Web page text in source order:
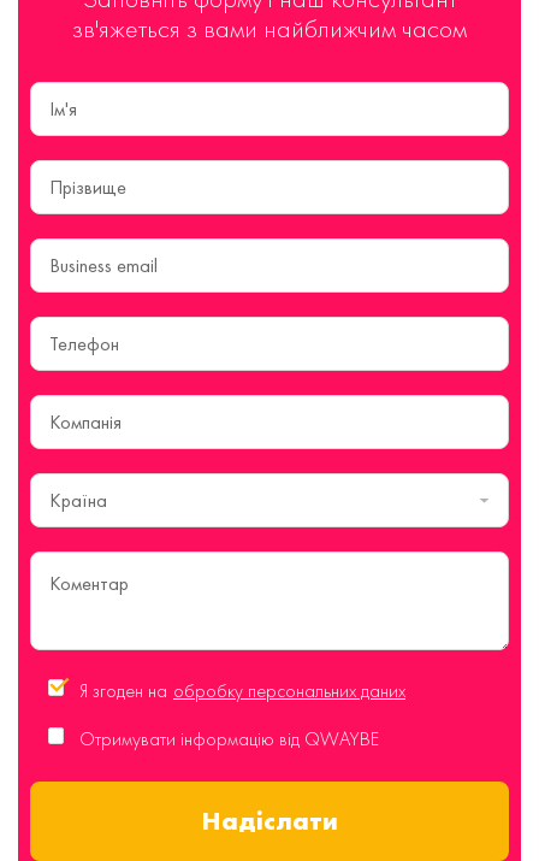
зв'яжеться з вами найближчим часом
Країна
Я згоден на обробку персональних даних
Отримувати інформацію від QWAYBE
Надіслати